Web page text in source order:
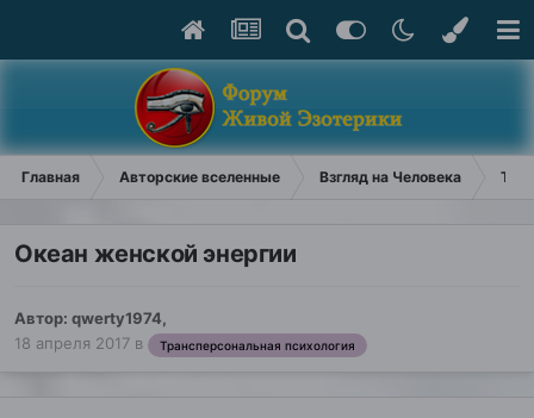
Главная Авторские вселенные Взгляд на Человека
Океан женской энергии
Автор: qwerty1974,
18 апреля 2017 в Трансперсональная психология